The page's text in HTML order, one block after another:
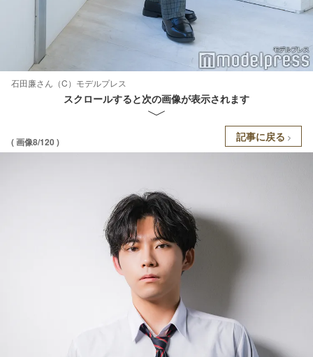
石田廉さん（C）モデルプレス
スクロールすると次の画像が表示されます
( 画像8/120 ) 記事に戻る